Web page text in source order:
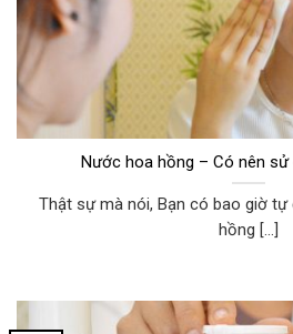
Nước hoa hồng – Có nên sử
Thật sự mà nói, Bạn có bao giờ tự
hồng [...]